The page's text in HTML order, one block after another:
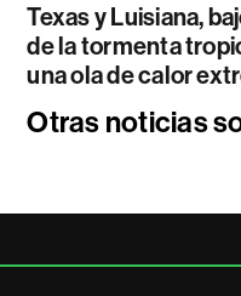
Texas y Luisiana,
de la tormenta
una ola de calor
Otras noticias